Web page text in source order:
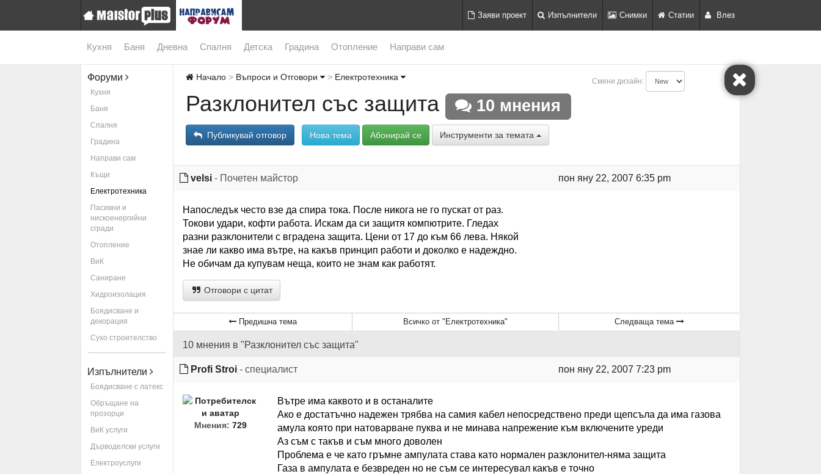
Заяви проект Изпълнители Снимки Статии Влез
Кухня Баня Дневна Спалня Детска Градина Отопление Направи сам
Форуми
Кухня
Баня
Спалня
Градина
Направи сам
Къщи
Електротехника
Пасивни и
нискоенергийни
сгради
Отопление
ВиК
Саниране
Хидроизолация
Боядисване и
декорация
Сухо строителство
Изпълнители
Боядисване с латекс
Обръщане на
прозорци
ВиК услуги
Дърводелски услуги
Електроуслуги
Начало Въпроси и Отговори Електротехника Смени дизайн:
Разклонител със защита 10 мнения
Публикувай отговор Нова тема Абонирай се Инструменти за темата
velsi - Почетен майстор пон яну 22, 2007 6:35 pm
Напоследък често взе да спира тока. После никога не го пускат от раз.
Токови удари, кофти работа. Искам да си защитя компютрите. Гледах
разни разклонители с вградена защита. Цени от 17 до към 66 лева. Някой
знае ли какво има вътре, на какъв принцип работи и доколко е надеждно.
Не обичам да купувам неща, които не знам как работят.
Отговори с цитат
Предишна тема Всичко от "Електротехника" Следваща тема
10 мнения в "Разклонител със защита"
Profi Stroi - специалист пон яну 22, 2007 7:23 pm
Мнения: 729
Вътре има каквото и в останалите
Ако е достатъчно надежен трябва на самия кабел непосредствено преди щепсъла да има газова
амула която при натоварване пуква и не минава напрежение към включените уреди
Аз съм с такъв и съм много доволен
Проблема е че като гръмне ампулата става като нормален разклонител-няма защита
Газа в ампулата е безвреден но не съм се интересувал какъв е точно